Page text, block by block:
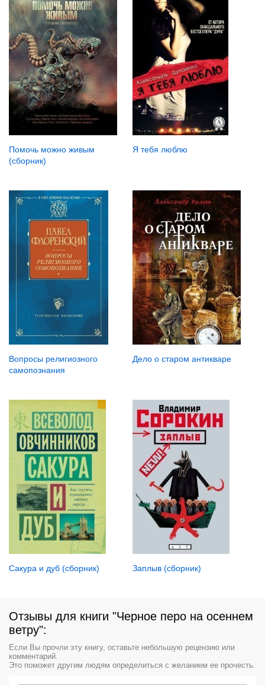
Помочь можно живым
(сборник)
Я тебя люблю
Вопросы религиозного
самопознания
Дело о старом антикваре
Сакура и дуб (сборник) Заплыв (сборник)
Отзывы для книги "Черное перо на осеннем
ветру":
Если Вы прочли эту книгу, оставьте небольшую рецензию или
комментарий.
Это поможет другим людям определиться с желанием ее прочесть.